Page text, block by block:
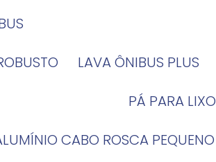
LAVA ÔNIBUS PLUS
PÁ PARA LIXO
ALUMÍNIO CABO ROSCA PEQUENO